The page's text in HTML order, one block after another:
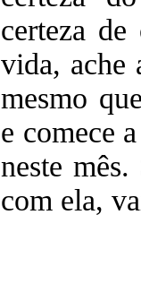
certeza
vida, ache
mesmo
e comece
neste
com ela,